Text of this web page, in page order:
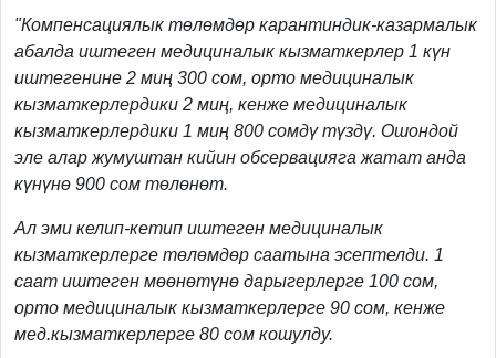
"Компенсациялык төлөмдөр карантиндик-казармалык
абалда иштеген медициналык кызматкерлер 1 күн
иштегенине 2 миң 300 сом, орто медициналык
кызматкерлердики 2 миң, кенже медициналык
кызматкерлердики 1 миң 800 сомдү түздү. Ошондой
эле алар жумуштан кийин обсервацияга жатат анда
күнүнө 900 сом төлөнөт.
Ал эми келип-кетип иштеген медициналык
кызматкерлерге төлөмдөр саатына эсептелди. 1
саат иштеген мөөнөтүнө дарыгерлерге 100 сом,
орто медициналык кызматкерлерге 90 сом, кенже
мед.кызматкерлерге 80 сом кошулду.